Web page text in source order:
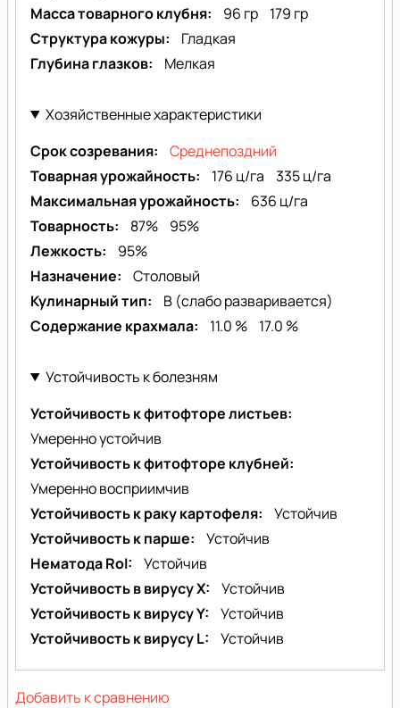
Масса товарного клубня
96 гр
179 гр
Структура кожуры
Гладкая
Глубина глазков
Мелкая
Хозяйственные характеристики
Срок созревания
Среднепоздний
Товарная урожайность
176 ц/га
335 ц/га
Максимальная урожайность
636 ц/га
Товарность
87%
95%
Лежкость
95%
Назначение
Столовый
Кулинарный тип
B (слабо разваривается)
Содержание крахмала
11.0 % 17.0 %
Устойчивость к болезням
Устойчивость к фитофторе листьев
Умеренно устойчив
Устойчивость к фитофторе клубней
Умеренно восприимчив
Устойчивость к раку картофеля
Устойчив
Устойчивость к парше
Устойчив
Нематода RoI
Устойчив
Устойчивость в вирусу X
Устойчив
Устойчивость к вирусу Y
Устойчив
Устойчивость к вирусу L
Устойчив
Добавить к сравнению